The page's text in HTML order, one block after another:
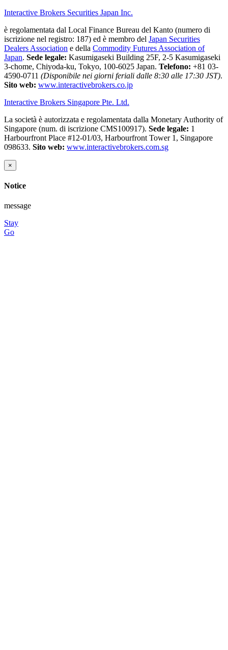
Interactive Brokers Securities Japan Inc.
è regolamentata dal Local Finance Bureau del Kanto (numero di
iscrizione nel registro: 187) ed è membro del Japan Securities
Dealers Association e della Commodity Futures Association of
Japan. Sede legale: Kasumigaseki Building 25F, 2-5 Kasumigaseki
3-chome, Chiyoda-ku, Tokyo, 100-6025 Japan. Telefono: +81 03-
4590-0711 (Disponibile nei giorni feriali dalle 8:30 alle 17:30 JST).
Sito web: www.interactivebrokers.co.jp
Interactive Brokers Singapore Pte. Ltd.
La società è autorizzata e regolamentata dalla Monetary Authority of
Singapore (num. di iscrizione CMS100917). Sede legale: 1
Harbourfront Place #12-01/03, Harbourfront Tower 1, Singapore
098633. Sito web: www.interactivebrokers.com.sg
×
Notice
message
Stay
Go